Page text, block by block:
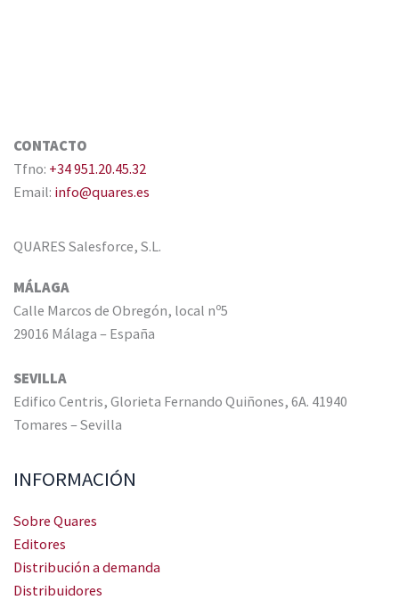
CONTACTO
Tfno: +34 951.20.45.32
Email: info@quares.es
QUARES Salesforce, S.L.
MÁLAGA
Calle Marcos de Obregón, local nº5
29016 Málaga – España
SEVILLA
Edifico Centris, Glorieta Fernando Quiñones, 6A. 41940
Tomares – Sevilla
INFORMACIÓN
Sobre Quares
Editores
Distribución a demanda
Distribuidores